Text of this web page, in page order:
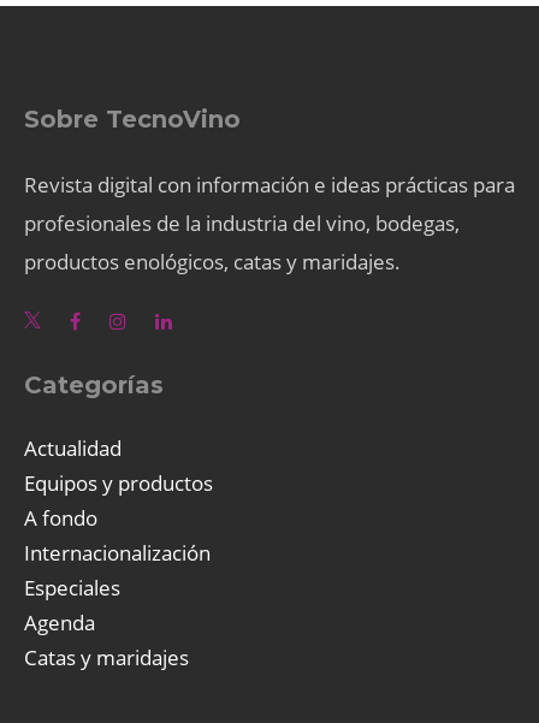
Sobre TecnoVino
Revista digital con información e ideas prácticas para
profesionales de la industria del vino, bodegas,
productos enológicos, catas y maridajes.
Categorías
Actualidad
Equipos y productos
A fondo
Internacionalización
Especiales
Agenda
Catas y maridajes